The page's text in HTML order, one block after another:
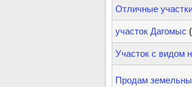
Отличные
участок Дагомыс
Участок с видом
Продам